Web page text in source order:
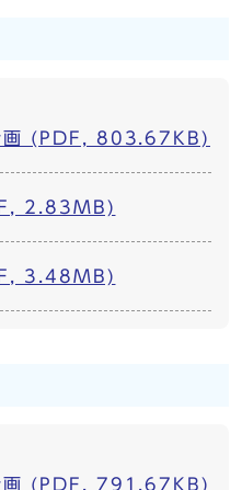
画 (PDF, 803.67KB)
2.83MB)
3.48MB)
画 (PDF, 791.67KB)